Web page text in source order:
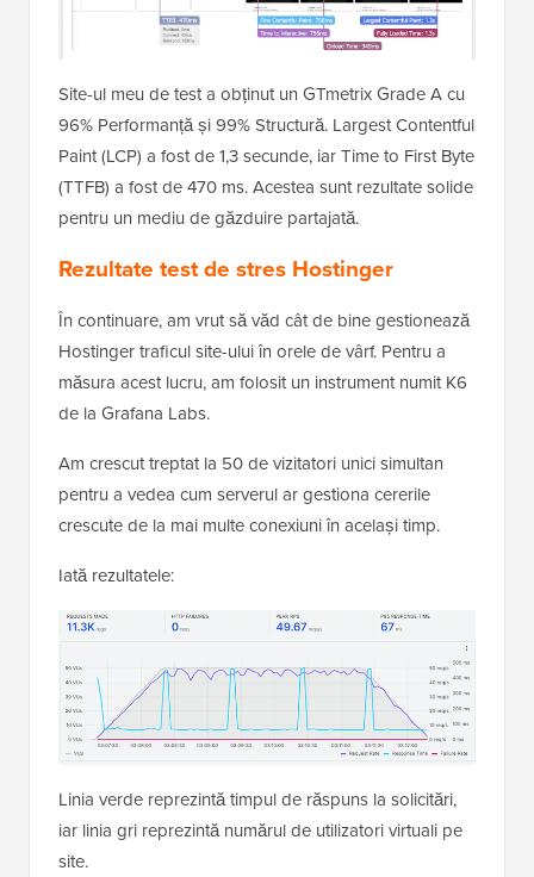
Site-ul meu de test a obținut un GTmetrix Grade A cu
96% Performanță și 99% Structură. Largest Contentful
Paint (LCP) a fost de 1,3 secunde, iar Time to First Byte
(TTFB) a fost de 470 ms. Acestea sunt rezultate solide
pentru un mediu de găzduire partajată.
Rezultate test de stres Hostinger
În continuare, am vrut să văd cât de bine gestionează
Hostinger traficul site-ului în orele de vârf. Pentru a
măsura acest lucru, am folosit un instrument numit K6
de la Grafana Labs.
Am crescut treptat la 50 de vizitatori unici simultan
pentru a vedea cum serverul ar gestiona cererile
crescute de la mai multe conexiuni în același timp.
Iată rezultatele:
Linia verde reprezintă timpul de răspuns la solicitări,
iar linia gri reprezintă numărul de utilizatori virtuali pe
site.